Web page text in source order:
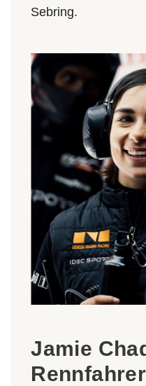
Sebring.
Jamie